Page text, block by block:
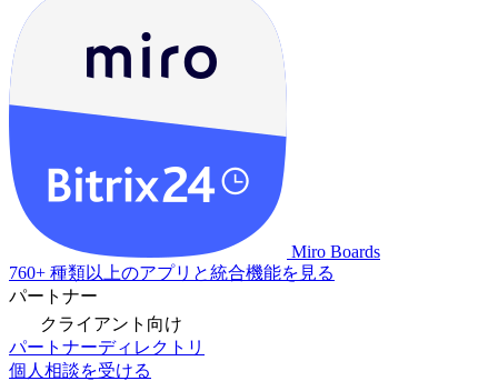
Miro Boards
760+ 種類以上のアプリと統合機能を見る
パートナー
クライアント向け
パートナーディレクトリ
個人相談を受ける